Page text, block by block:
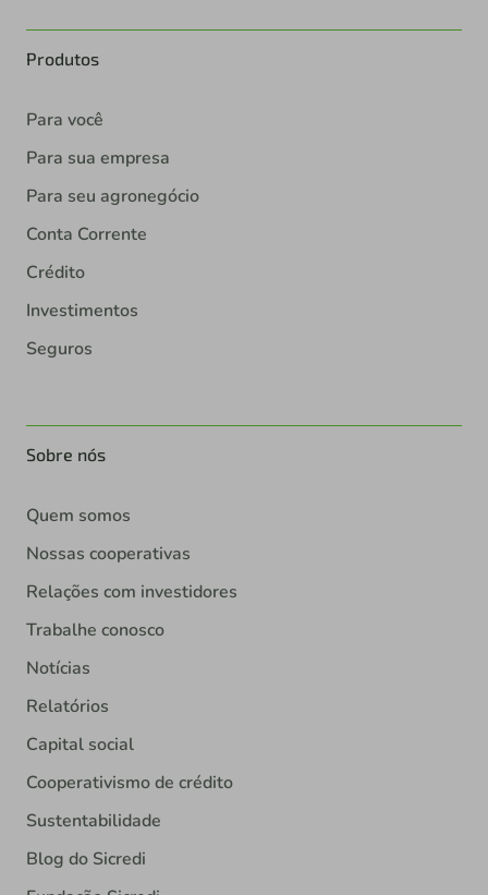
Produtos
Para você
Para sua empresa
Para seu agronegócio
Conta Corrente
Crédito
Investimentos
Seguros
Sobre nós
Quem somos
Nossas cooperativas
Relações com investidores
Trabalhe conosco
Notícias
Relatórios
Capital social
Cooperativismo de crédito
Sustentabilidade
Blog do Sicredi